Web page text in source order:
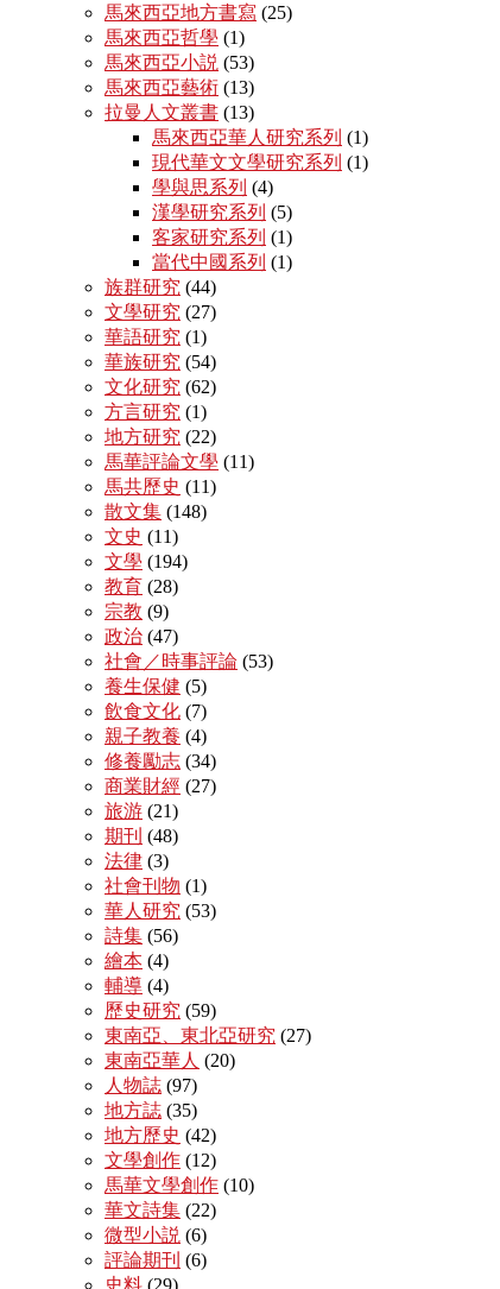
馬來西亞地方書寫 (25)
馬來西亞哲學 (1)
馬來西亞小説 (53)
馬來西亞藝術 (13)
拉曼人文叢書 (13)
馬來西亞華人研究系列 (1)
現代華文文學研究系列 (1)
學與思系列 (4)
漢學研究系列 (5)
客家研究系列 (1)
當代中國系列 (1)
族群研究 (44)
文學研究 (27)
華語研究 (1)
華族研究 (54)
文化研究 (62)
方言研究 (1)
地方研究 (22)
馬華評論文學 (11)
馬共歷史 (11)
散文集 (148)
文史 (11)
文學 (194)
教育 (28)
宗教 (9)
政治 (47)
社會／時事評論 (53)
養生保健 (5)
飲食文化 (7)
親子教養 (4)
修養勵志 (34)
商業財經 (27)
旅游 (21)
期刊 (48)
法律 (3)
社會刊物 (1)
華人研究 (53)
詩集 (56)
繪本 (4)
輔導 (4)
歷史研究 (59)
東南亞、東北亞研究 (27)
東南亞華人 (20)
人物誌 (97)
地方誌 (35)
地方歷史 (42)
文學創作 (12)
馬華文學創作 (10)
華文詩集 (22)
微型小説 (6)
評論期刊 (6)
史料 (29)